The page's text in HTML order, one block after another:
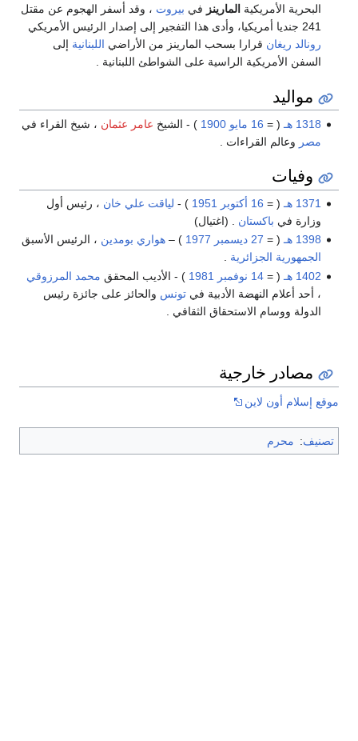
البحرية الأمريكية المارينز في بيروت ، وقد أسفر الهجوم عن مقتل
241 جنديا أمريكيا، وأدى هذا التفجير إلى إصدار الرئيس الأمريكي
رونالد ريغان قرارا بسحب المارينز من الأراضي اللبنانية إلى
السفن الأمريكية الراسية على الشواطئ اللبنانية .
مواليد
1318 هـ ( = 16 مايو 1900 ) - الشيخ عامر عثمان ، شيخ القراء في
مصر وعالم القراءات .
وفيات
1371 هـ ( = 16 أكتوبر 1951
) - لياقت علي خان ، رئيس أول
وزارة في باكستان . (اغتيال)
1398 هـ
( = 27 ديسمبر 1977
) –هواري بومدين ، الرئيس الأسبق
الجمهورية الجزائرية .
1402 هـ
( =14 نوفمبر 1981 ) - الأديب المحقق محمد المرزوقي
، أحد أعلام النهضة الأدبية فيتونس والحائز على جائزة رئيس
الدولة ووسام الاستحقاق الثقافي .
مصادر خارجية
موقع إسلام أون لاين
تصنيف: محرم